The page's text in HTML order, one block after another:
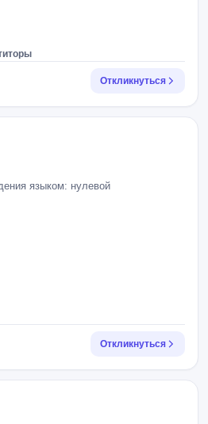
Откликнуться
языком: нулевой
Откликнуться